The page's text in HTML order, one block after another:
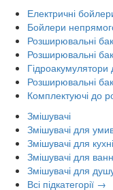
Електричні
Бойлери
Розширювальні
Розширювальні
Розширювальні
Комплектуючі до
Змішувачі
Змішувачі для
Змішувачі для кухні
Змішувачі для
Змішувачі для
Всі підкатегорії →